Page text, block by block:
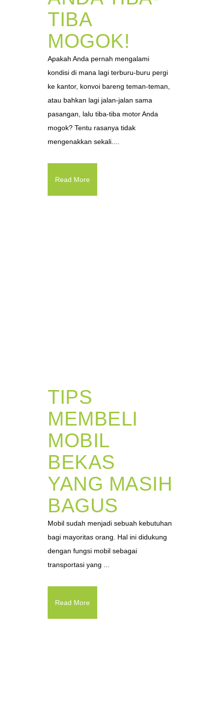
TIBA
MOGOK!
Apakah Anda pernah mengalami
kondisi di mana lagi terburu-buru pergi
ke kantor, konvoi bareng teman-teman,
atau bahkan lagi jalan-jalan sama
pasangan, lalu tiba-tiba motor Anda
mogok? Tentu rasanya tidak
mengenakkan sekali....
Read More
TIPS
MEMBELI
MOBIL
BEKAS
YANG MASIH
BAGUS
Mobil sudah menjadi sebuah kebutuhan
bagi mayoritas orang. Hal ini didukung
dengan fungsi mobil sebagai
transportasi yang ...
Read More